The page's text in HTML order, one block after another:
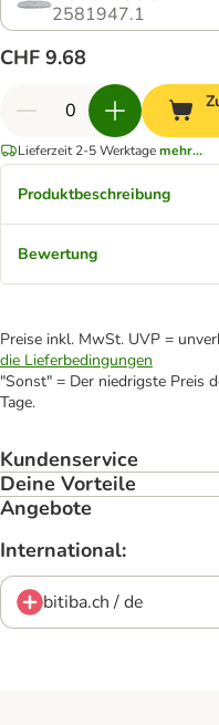
2581947.1
CHF 9.68
Lieferzeit 2-5 Werktagemehr...
Produktbeschreibung
Bewertung
Preise inkl. MwSt. UVP =
die Lieferbedingungen
"Sonst" = Der niedrigste Preis
Tage.
Kundenservice
Deine Vorteile
Angebote
International:
bitiba.ch / de